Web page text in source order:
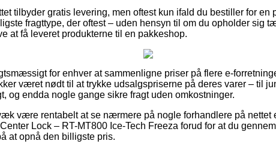
tilbyder gratis levering, men oftest kun ifald du bestiller for
fragttype, der oftest – uden hensyn til om du opholder sig
at få leveret produkterne til en pakkeshop.
for enhver at sammenligne priser på flere e-
været nødt til at trykke udsalgspriserne på deres varer – til
og endda nogle gange sikre fragt uden omkostninger.
være rentabelt at se nærmere på nogle forhandlere på nettet
Lock – RT-MT800 Ice-Tech Freeza forud for at du
at opnå den billigste pris.